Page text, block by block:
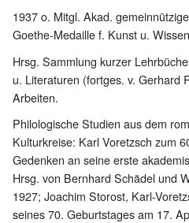
1937 o. Mitgl. Akad.
Goethe-Medaille f. Kunst u.
Hrsg. Sammlung kurzer
u. Literaturen (fortges. v. Gerhard
Arbeiten.
Philologische Studien aus dem
Kulturkreise: Karl Voretzsch zum
Gedenken an seine erste
Hrsg. von Bernhard Schädel und
1927; Joachim Storost, Karl-
seines 70. Geburtstages am 17.